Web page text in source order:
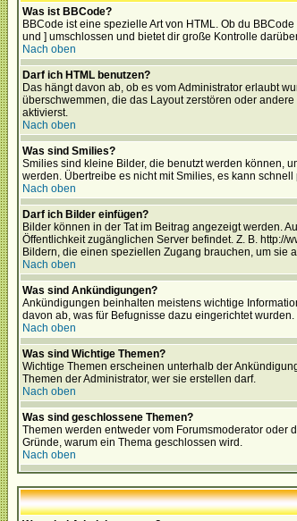
Was ist BBCode?
BBCode ist eine spezielle Art von HTML. Ob du
und ] umschlossen und bietet dir große Kontrolle
Nach oben
Darf ich HTML benutzen?
Das hängt davon ab, ob es vom Administrator erlaubt
überschwemmen, die das Layout zerstören oder
aktivierst.
Nach oben
Was sind Smilies?
Smilies sind kleine Bilder, die benutzt werden können,
werden. Übertreibe es nicht mit Smilies, es kann
Nach oben
Darf ich Bilder einfügen?
Bilder können in der Tat im Beitrag angezeigt werden.
Öffentlichkeit zugänglichen Server befindet. Z. B.
Bildern, die einen speziellen Zugang brauchen, um sie
Nach oben
Was sind Ankündigungen?
Ankündigungen beinhalten meistens wichtige
davon ab, was für Befugnisse dazu eingerichtet
Nach oben
Was sind Wichtige Themen?
Wichtige Themen erscheinen unterhalb der
Themen der Administrator, wer sie erstellen darf.
Nach oben
Was sind geschlossene Themen?
Themen werden entweder vom Forumsmoderator oder
Gründe, warum ein Thema geschlossen wird.
Nach oben